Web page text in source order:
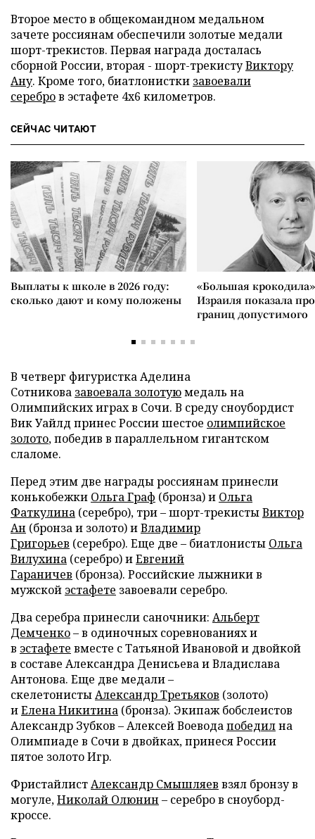
Второе место в общекомандном медальном
зачете россиянам обеспечили золотые медали
шорт-трекистов. Первая награда досталась
сборной России, вторая - шорт-трекистуВиктору
Ану. Кроме того, биатлонистки завоевали
серебров эстафете 4х6 километров.
СЕЙЧАС ЧИТАЮТ
Выплаты к школе в 2026 году:
сколько дают и кому положены
«Большая
Израиля показала
границ допустимого
В четверг фигуристка Аделина
Сотникова завоевала золотуюмедаль на
Олимпийских играх в Сочи. В среду сноубордист
Вик Уайлд принес России шестое олимпийское
золото, победив в параллельном гигантском
слаломе.
Перед этим две награды россиянам принесли
конькобежки Ольга Граф (бронза) и Ольга
Фаткулина (серебро), три – шорт-трекистыВиктор
Ан (бронза и золото) иВладимир
Григорьев (серебро). Еще две – биатлонисты Ольга
Вилухина (серебро) иЕвгений
Гараничев (бронза). Российские лыжники в
мужской эстафете завоевали серебро.
Два серебра принесли саночники: Альберт
Демченко– в одиночных соревнованиях и
в эстафете вместе с Татьяной Ивановой и двойкой
в составе Александра Денисьева и Владислава
Антонова. Еще две медали –
скелетонистыАлександр Третьяков (золото)
иЕлена Никитина (бронза). Экипаж бобслеистов
Александр Зубков – Алексей Воеводапобедилна
Олимпиаде в Сочи в двойках, принеся России
пятое золото Игр.
ФристайлистАлександр Смышляев взял бронзу в
могуле,Николай Олюнин – серебро в сноуборд-
кроссе.